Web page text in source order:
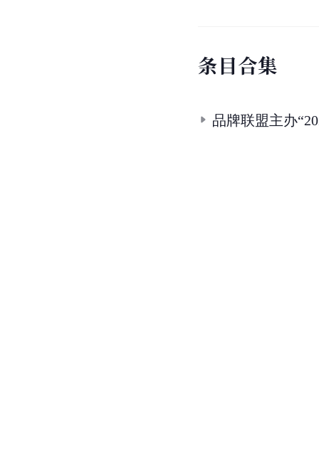
条目合集
品牌联盟主办